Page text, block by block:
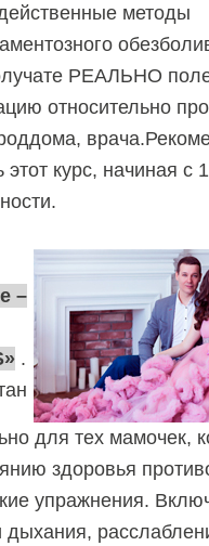
методы
РЕАЛЬНО
относительно
этот курс, начиная с
–
.
для тех мамочек,
здоровья
упражнения.
дыхания,